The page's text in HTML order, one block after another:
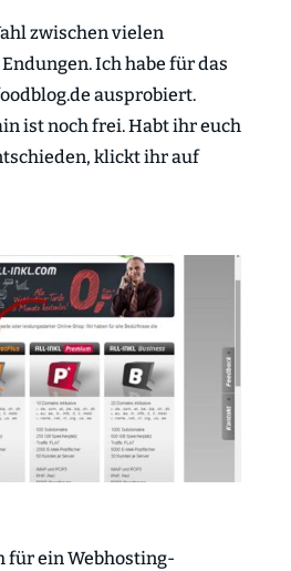
zwischen vielen
Ich habe für das
ausprobiert.
ist noch frei. Habt ihr euch
klickt ihr auf
für ein Webhosting-